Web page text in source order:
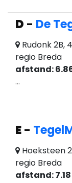
D - De
Rudonk 2B,
regio Breda
afstand:
...
E-
Hoeksteen
regio Breda
afstand: